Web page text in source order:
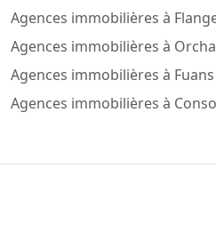
Agences immobilières à
Agences immobilières à
Agences immobilières à Fuans
Agences immobilières à